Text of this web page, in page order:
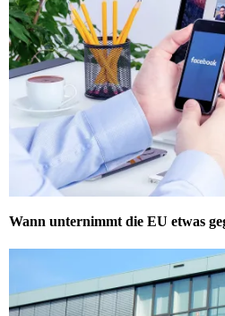
Wann unternimmt die EU etwas